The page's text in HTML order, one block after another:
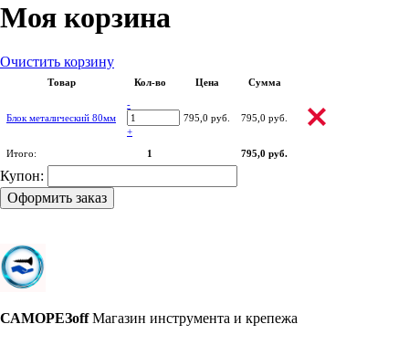
Моя корзина
Очистить корзину
Товар Кол-во Цена Сумма
Блок металический 80мм
-
+
795,0 руб. 795,0 руб.
Итого: 1 795,0 руб.
Купон:
Оформить заказ
САМОРЕЗoff Магазин инструмента и крепежа